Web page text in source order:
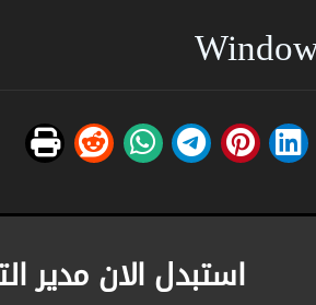
استبدل الان مدير